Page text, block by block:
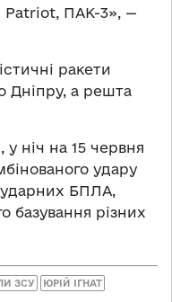
Patriot, ПАК-3», —
ракети
Дніпру, а решта
ніч на 15 червня
удару
ударних БПЛА,
базування різних
ЗСУ ЮРІЙ ІГНАТ